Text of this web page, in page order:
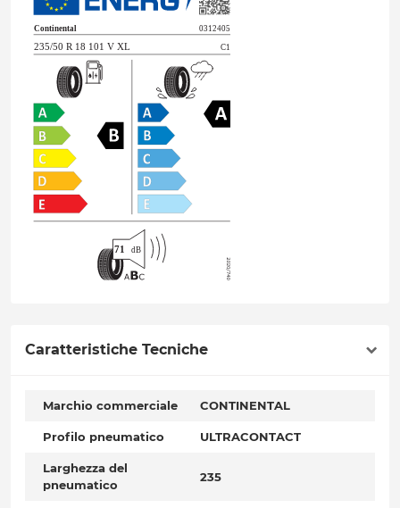
Caratteristiche Tecniche
Marchio commerciale CONTINENTAL
Profilo pneumatico ULTRACONTACT
Larghezza del
pneumatico
235